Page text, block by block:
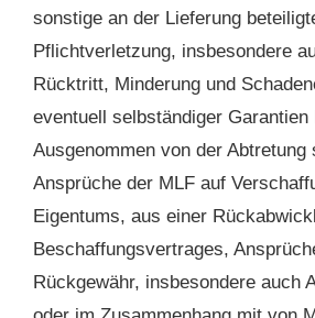
sonstige an der Lieferung
Pflichtverletzung, insbesondere
Rücktritt, Minderung und
eventuell selbständiger Garantien
Ausgenommen von der Abtretung
Ansprüche der MLF auf
Eigentums, aus einer
Beschaffungsvertrages,
Rückgewähr, insbesondere auch